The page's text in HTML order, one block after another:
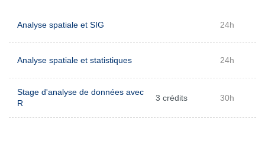
Analyse spatiale et SIG 24h
Analyse spatiale et statistiques 24h
Stage d'analyse de données avec
R
3 crédits 30h